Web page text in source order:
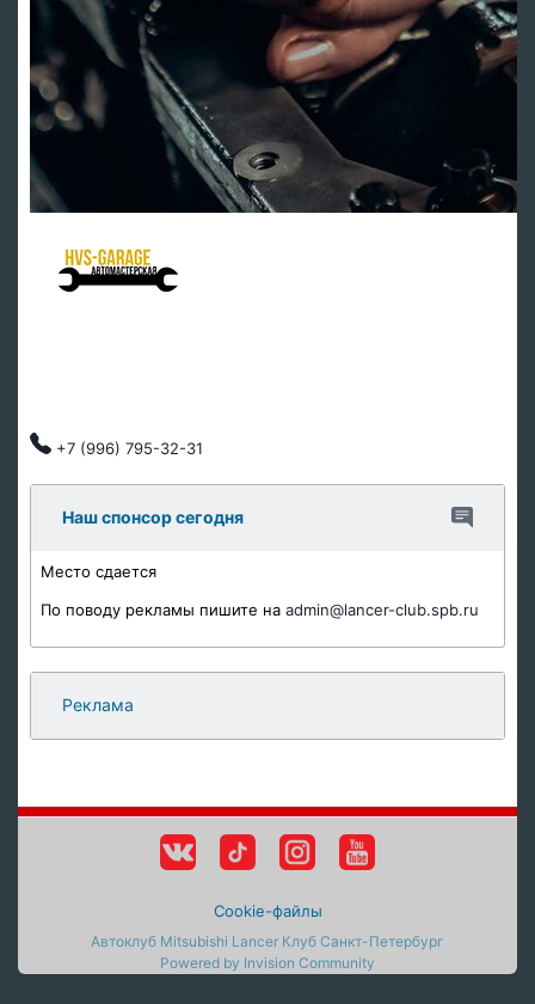
+7 (996) 795-32-31
Наш спонсор сегодня
Место сдается
По поводу рекламы пишите на admin@lancer-club.spb.ru
Реклама
Cookie-файлы
Автоклуб Mitsubishi Lancer Клуб Санкт-Петербург
Powered by Invision Community